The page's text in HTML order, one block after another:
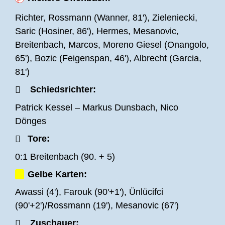
ausbauen oder können die Mannen von Tim
Görner im ersten Ligaspiel des neuen Jahres
punkten?
Es dauerte ein wenig, bis die Partie so richtig ins
anmerken, dass auch an ihnen die
Anspannungen des „kleinen Mainderbys“ nicht
gänzlich vorüberging und so entstanden die
ersten nennenswerten Möglichkeiten nach
Richter, der nach einer Slapstick Einlage in der
elften Minute einen langen Ball der Gastgeber
nochmal unnötig gefährlich machte und so den
lauernden Jihad Boutakhrit fast unfreiwillig
Richter, Rossmann (Wanner, 81'), Zieleniecki,
Saric (Hosiner, 86'), Hermes, Mesanovic,
Breitenbach, Marcos, Moreno Giesel (Onangolo,
65'), Bozic (Feigenspan, 46'), Albrecht (Garcia,
81')
Schiedsrichter:
Patrick Kessel – Markus Dunsbach, Nico
Dönges
Tore:
0:1 Breitenbach (90. + 5)
Gelbe Karten:
Awassi (4'), Farouk (90'+1'), Ünlücifci
(90'+2')/Rossmann (19'), Mesanovic (67')